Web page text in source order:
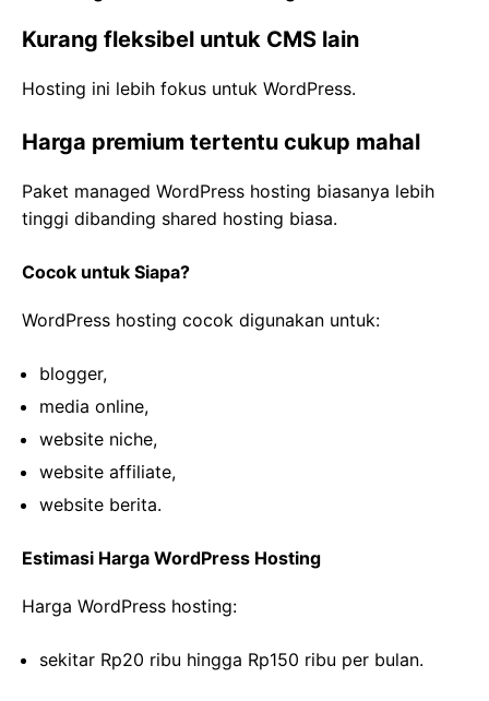
Kurang fleksibel untuk CMS lain
Hosting ini lebih fokus untuk WordPress.
Harga premium tertentu cukup mahal
Paket managed WordPress hosting biasanya lebih
tinggi dibanding shared hosting biasa.
Cocok untuk Siapa?
WordPress hosting cocok digunakan untuk:
blogger,
media online,
website niche,
website affiliate,
website berita.
Estimasi Harga WordPress Hosting
Harga WordPress hosting:
sekitar Rp20 ribu hingga Rp150 ribu per bulan.